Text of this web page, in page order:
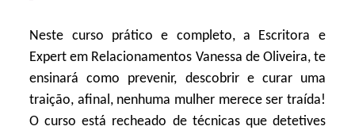
Neste curso prático e completo, a Escritora e
Expert em Relacionamentos Vanessa de Oliveira, te
ensinará como prevenir, descobrir e curar uma
traição, afinal, nenhuma mulher merece ser traída!
O curso está recheado de técnicas que detetives